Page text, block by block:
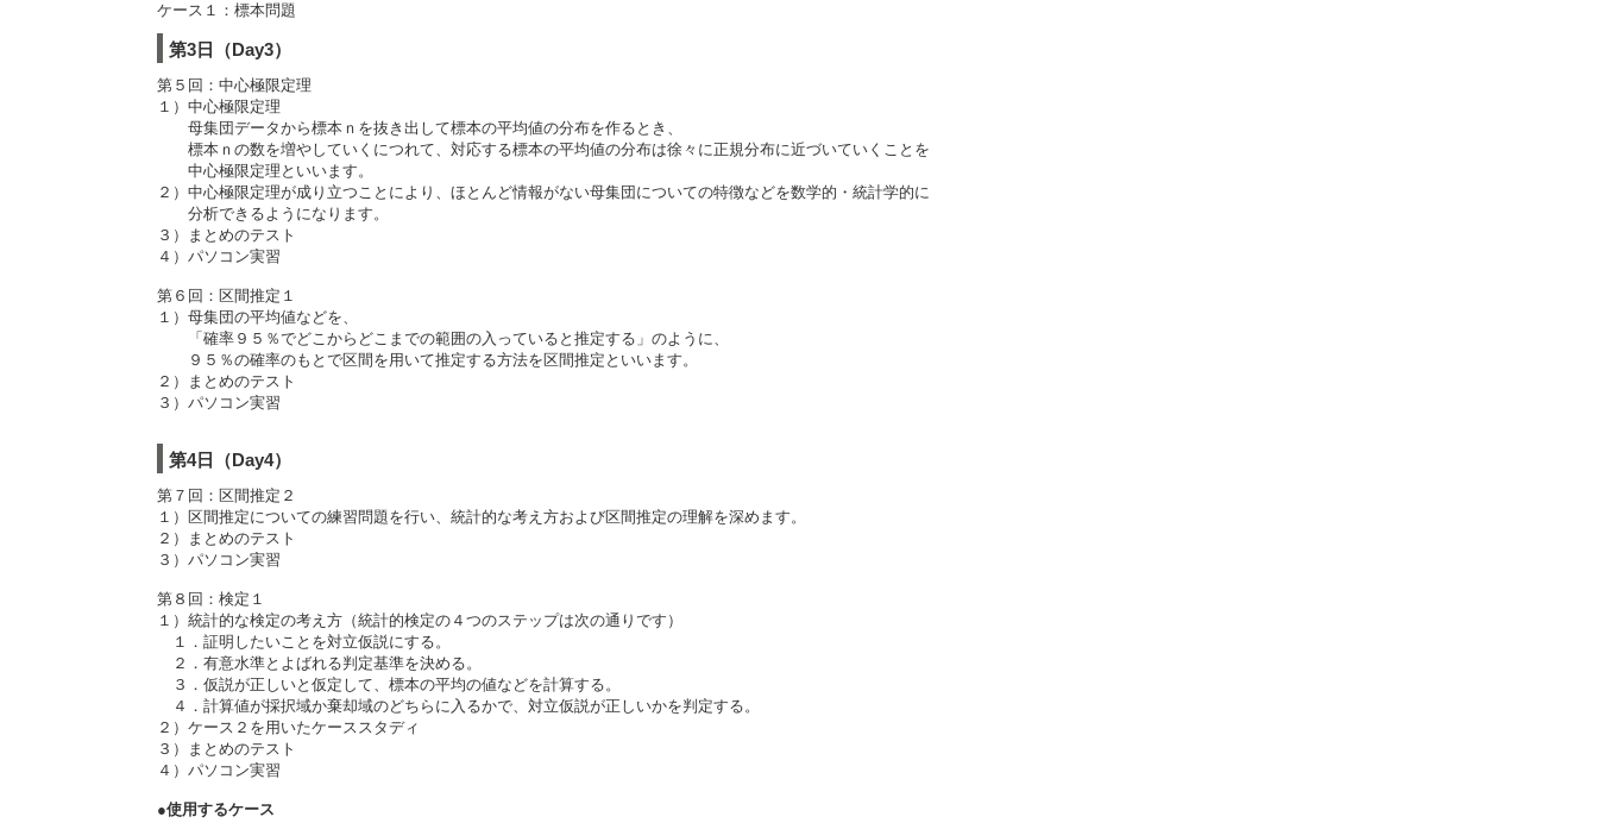
ケース１：標本問題
第3日（Day3）
第５回：中心極限定理
１）中心極限定理
母集団データから標本ｎを抜き出して標本の平均値の分布を作るとき、
標本ｎの数を増やしていくにつれて、対応する標本の平均値の分布は徐々に正規分布に近づいていくことを
中心極限定理といいます。
２）中心極限定理が成り立つことにより、ほとんど情報がない母集団についての特徴などを数学的・統計学的に
分析できるようになります。
３）まとめのテスト
４）パソコン実習
第６回：区間推定１
１）母集団の平均値などを、
「確率９５％でどこからどこまでの範囲の入っていると推定する」のように、
９５％の確率のもとで区間を用いて推定する方法を区間推定といいます。
２）まとめのテスト
３）パソコン実習
第4日（Day4）
第７回：区間推定２
１）区間推定についての練習問題を行い、統計的な考え方および区間推定の理解を深めます。
２）まとめのテスト
３）パソコン実習
第８回：検定１
１）統計的な検定の考え方（統計的検定の４つのステップは次の通りです）
１．証明したいことを対立仮説にする。
２．有意水準とよばれる判定基準を決める。
３．仮説が正しいと仮定して、標本の平均の値などを計算する。
４．計算値が採択域か棄却域のどちらに入るかで、対立仮説が正しいかを判定する。
２）ケース２を用いたケーススタディ
３）まとめのテスト
４）パソコン実習
●使用するケース